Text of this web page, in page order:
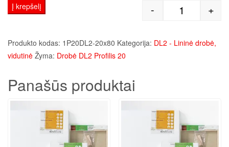
produkto
- +
Į krepšelį
Produkto kodas: 1P20DL2-20x80 Kategorija: DL2 - Lininė drobė,
vidutinė Žyma: Drobė DL2 Profilis 20
Panašūs produktai